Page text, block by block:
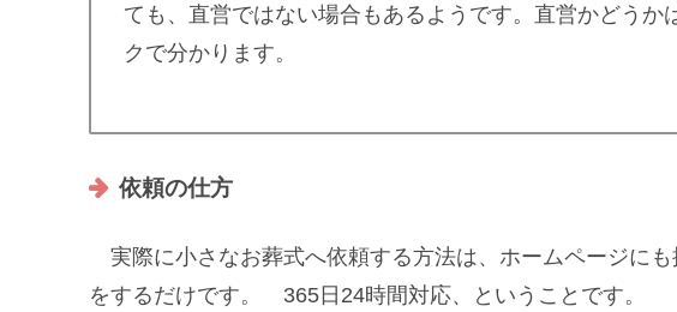
ても、直営ではない場合もあるようです。直営かどうか
クで分かります。
依頼の仕方
実際に小さなお葬式へ依頼する方法は、ホームページに
をするだけです。 365日24時間対応、ということです。